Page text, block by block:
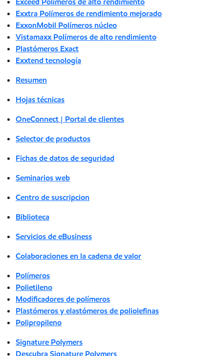
Exxtra Polímeros de rendimiento mejorado
ExxonMobil Polímeros núcleo
Vistamaxx Polímeros de alto rendimiento
Plastómeros Exact
Exxtend tecnología
Resumen
Hojas técnicas
OneConnect | Portal de clientes
Selector de productos
Fichas de datos de seguridad
Seminarios web
Centro de suscripcion
Biblioteca
Servicios de eBusiness
Colaboraciones en la cadena de valor
Polímeros
Polietileno
Modificadores de polímeros
Plastómeros y elastómeros de poliolefinas
Polipropileno
Signature Polymers
Descubra Signature Polymers